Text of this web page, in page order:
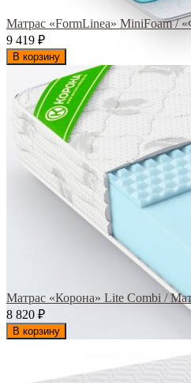
Матрас «FormLinea» MiniFoam
9 419 ₽
В корзину
Матрас «Корона» Lite Combi /
8 820 ₽
В корзину